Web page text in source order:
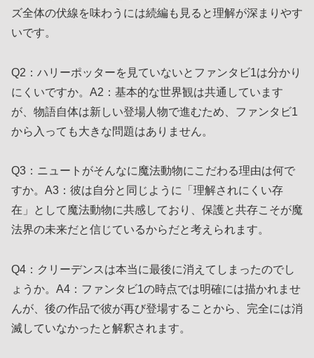
ズ全体の伏線を味わうには続編も見ると理解が深まりやす
いです。
Q2：ハリーポッターを見ていないとファンタビ1は分かり
にくいですか。A2：基本的な世界観は共通しています
が、物語自体は新しい登場人物で進むため、ファンタビ1
から入っても大きな問題はありません。
Q3：ニュートがそんなに魔法動物にこだわる理由は何で
すか。A3：彼は自分と同じように「理解されにくい存
在」として魔法動物に共感しており、保護と共存こそが魔
法界の未来だと信じているからだと考えられます。
Q4：クリーデンスは本当に最後に消えてしまったのでし
ょうか。A4：ファンタビ1の時点では明確には描かれませ
んが、後の作品で彼が再び登場することから、完全には消
滅していなかったと解釈されます。